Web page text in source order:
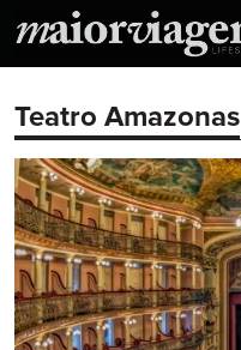
Teatro Amazonas